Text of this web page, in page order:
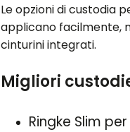
Le opzioni di custodia
applicano facilmente,
cinturini integrati.
Migliori
Ringke Slim